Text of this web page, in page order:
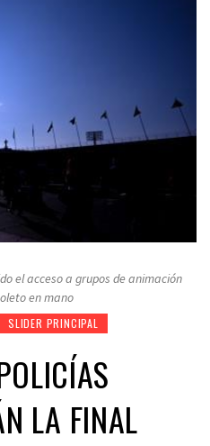
el acceso a grupos de animación
en mano
SLIDER PRINCIPAL
LA FINAL